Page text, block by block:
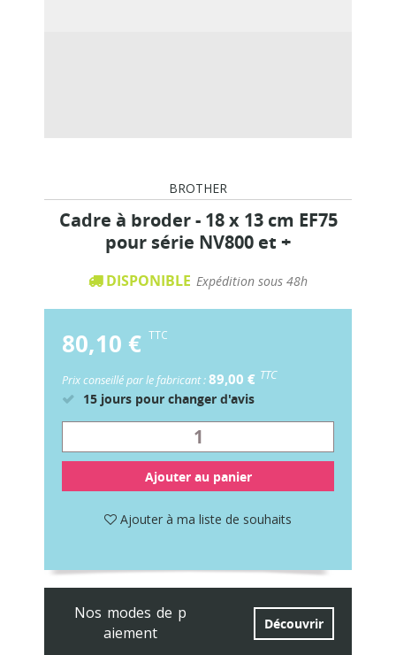
BROTHER
Cadre à broder - 18 x 13 cm EF75
pour série NV800 et +
DISPONIBLE Expédition sous 48h
80,10 € TTC
Prix conseillé par le fabricant :89,00 € TTC
15 jours pour changer d'avis
Ajouter au panier
Ajouter à ma liste de souhaits
Nos modes de p
aiement
Découvrir